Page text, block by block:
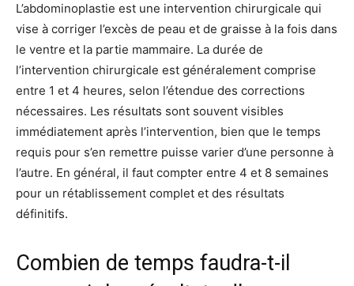
L’abdominoplastie est une intervention chirurgicale qui
vise à corriger l’excès de peau et de graisse à la fois dans
le ventre et la partie mammaire. La durée de
l’intervention chirurgicale est généralement comprise
entre 1 et 4 heures, selon l’étendue des corrections
nécessaires. Les résultats sont souvent visibles
immédiatement après l’intervention, bien que le temps
requis pour s’en remettre puisse varier d’une personne à
l’autre. En général, il faut compter entre 4 et 8 semaines
pour un rétablissement complet et des résultats
définitifs.
Combien de temps faudra-t-il